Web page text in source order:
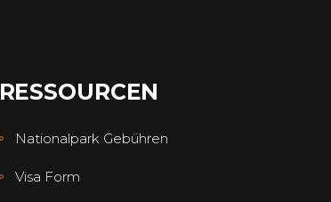
RESSOURCEN
Nationalpark Gebühren
Visa Form